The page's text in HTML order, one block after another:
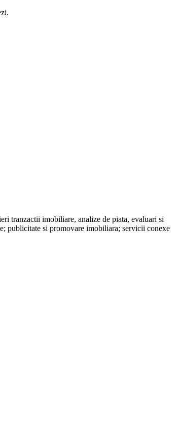
tranzactii imobiliare, analize de piata, evaluari si
publicitate si promovare imobiliara; servicii conexe